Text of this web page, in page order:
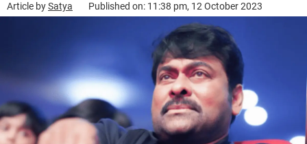
Article bySatya Published on: 11:38 pm, 12 October 2023